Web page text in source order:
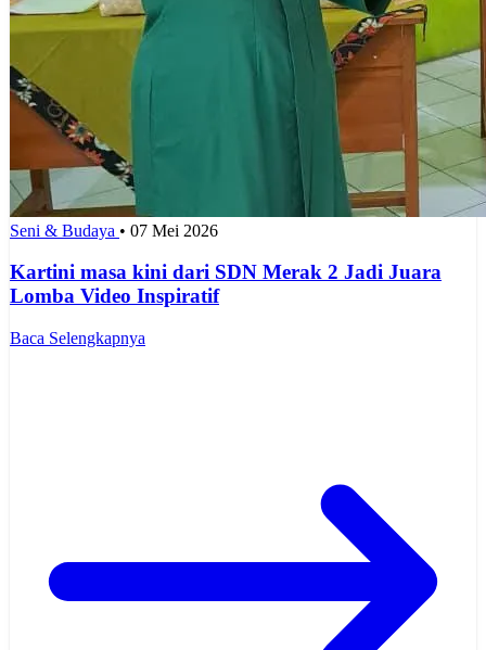
Seni & Budaya • 07 Mei 2026
Kartini masa kini dari SDN Merak 2 Jadi Juara
Lomba Video Inspiratif
Baca Selengkapnya